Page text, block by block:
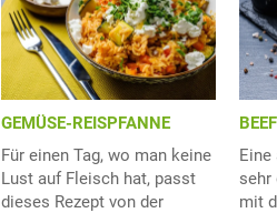
GEMÜSE-REISPFANNE
Für einen Tag, wo man keine
Lust auf Fleisch hat, passt
dieses Rezept von der
Eine
sehr
mit